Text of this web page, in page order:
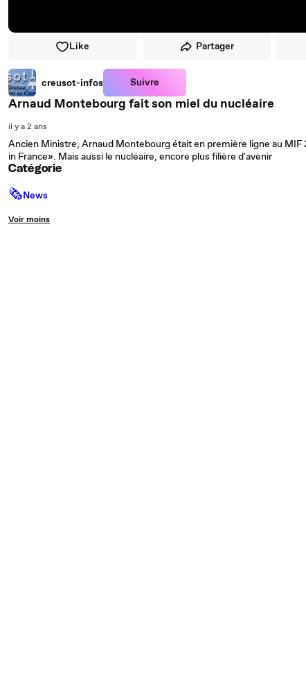
Like Partager
creusot-infos Suivre
Arnaud Montebourg fait son miel du nucléaire
il y a 2 ans
Ancien Ministre, Arnaud Montebourg était en première ligne au
in France». Mais aussi le nucléaire, encore plus filière d'avenir
Catégorie
🗞News
Voir moins